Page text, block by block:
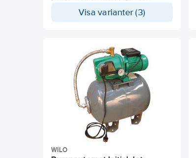
Visa varianter (3)
WILO